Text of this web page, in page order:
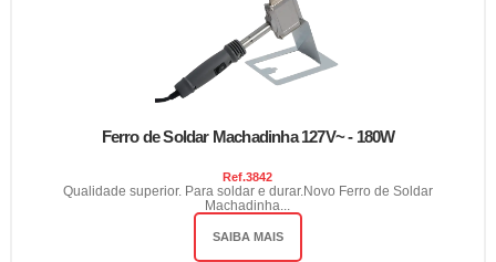
Ferro de Soldar Machadinha 127V~ - 180W
Ref.3842
Qualidade superior. Para soldar e durar.Novo Ferro de Soldar
Machadinha...
SAIBA MAIS